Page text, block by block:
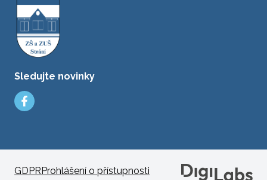
Sledujte novinky
GDPR Prohlášení o přístupnosti